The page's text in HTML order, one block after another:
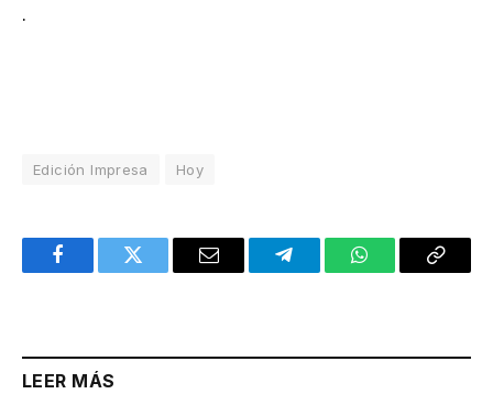
.
Edición Impresa Hoy
FacebookTwitter Email TelegramWhatsAppCopy
LEER MÁS